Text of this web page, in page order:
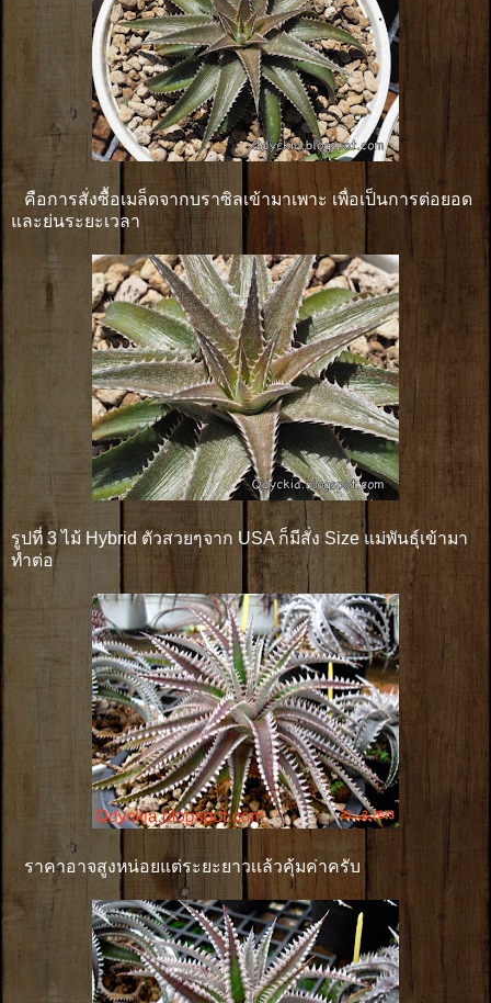
คือการสั่งซื้อเมล็ดจากบราซิลเข้ามาเพาะ เพื่อเป็นการต่อยอด
และย่นระยะเวลา
รูปที่ 3 ไม้ Hybrid ตัวสวยๆจาก USA ก็มีสั่ง Size แม่พันธุ์เข้ามา
ทำต่อ
ราคาอาจสูงหน่อยแต่ระยะยาวเเล้วคุ้มค่าครับ